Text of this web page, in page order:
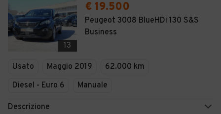
Moto
Camper
Veicoli Commerciali
13
€ 19.500
Peugeot 3008 BlueHDi 130 S&S
Business
Usato Maggio 2019
62.000 km
Diesel - Euro 6
Manuale
Descrizione